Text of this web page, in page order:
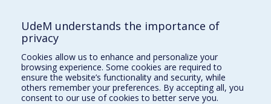
Who does what?
Find us
Site map
Accessibility
UdeM understands the importance of
privacy
Cookies allow us to enhance and personalize your
browsing experience. Some cookies are required to
ensure the website’s functionality and security, while
others remember your preferences. By accepting all, you
consent to our use of cookies to better serve you.